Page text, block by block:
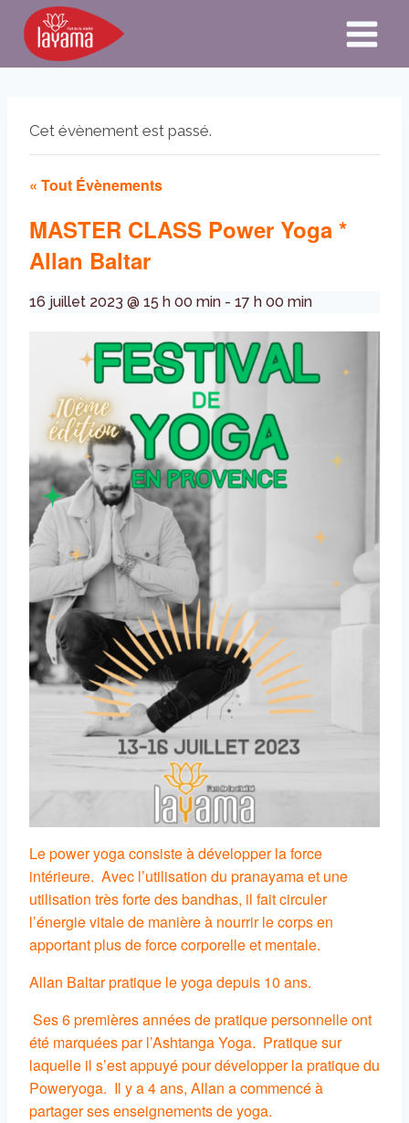
Aller
contenu
Cet évènement est passé.
« Tout Évènements
MASTER CLASS Power Yoga *
Allan Baltar
16 juillet 2023 @ 15 h 00 min - 17 h 00 min
Le power yoga consiste à développer la force
intérieure. Avec l’utilisation du pranayama et une
utilisation très forte des bandhas, il fait circuler
l’énergie vitale de manière à nourrir le corps en
apportant plus de force corporelle et mentale.
Allan Baltar pratique le yoga depuis 10 ans.
Ses 6 premières années de pratique personnelle ont
été marquées par l’Ashtanga Yoga. Pratique sur
laquelle il s’est appuyé pour développer la pratique du
Poweryoga. Il y a 4 ans, Allan a commencé à
partager ses enseignements de yoga.